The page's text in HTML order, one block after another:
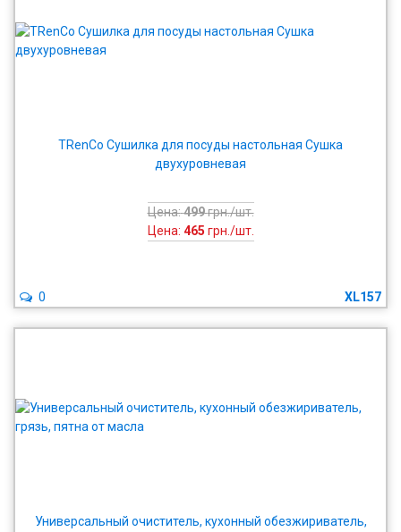
TRenCo Сушилка для посуды настольная Сушка
двухуровневая
Цена:499грн./шт.
Цена: 465 грн./шт.
XL157
0
Универсальный очиститель, кухонный обезжириватель,